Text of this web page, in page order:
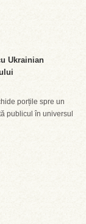
Ukrainian
porțile spre un
publicul în universul